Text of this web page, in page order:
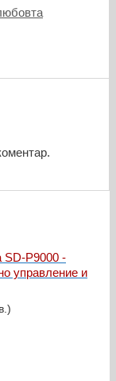
SD-P9000 -
управление и